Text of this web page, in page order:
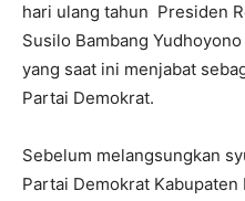
hari ulang tahun Presiden
Susilo Bambang
yang saat ini menjabat
Partai Demokrat.
Sebelum melangsungkan
Partai Demokrat